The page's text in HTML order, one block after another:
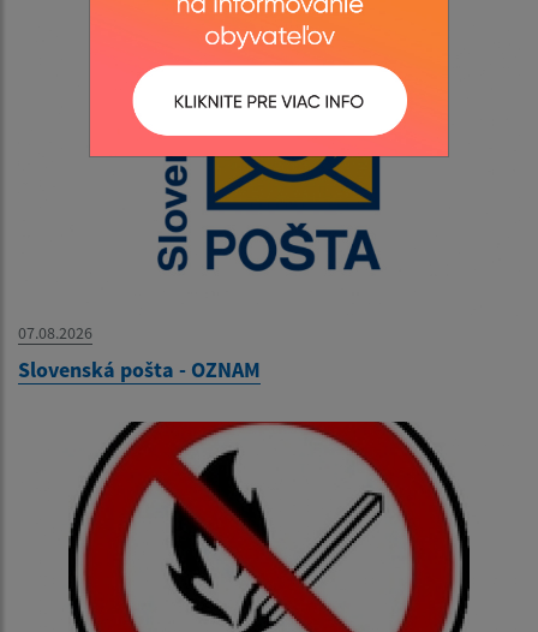
07.08.2026
Slovenská pošta - OZNAM